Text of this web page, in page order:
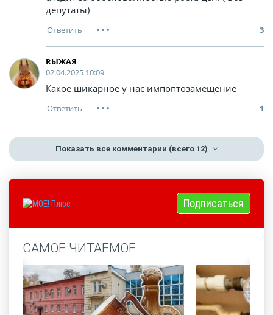
депутаты)
3
RЫЖАЯ
02.04.2025 10:09
Какое шикарное у нас импоптозамещение
1
Показать все комментарии (всего 12)
Подписаться
САМОЕ ЧИТАЕМОЕ